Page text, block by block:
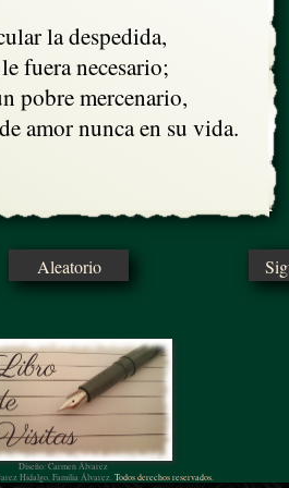
la despedida,
fuera necesario;
pobre mercenario,
amor nunca en su vida.
Aleatorio
Diseño: Carmen Álvarez
Hidalgo, Familia Álvarez.Todos derechos reservados.